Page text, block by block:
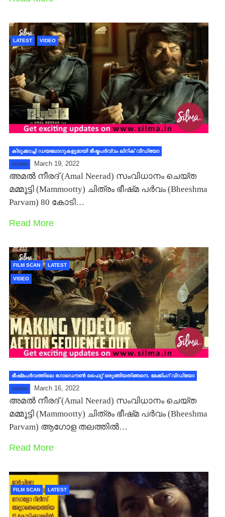
LATEST VIDEO
കിടുക്കാച്ചി ഡയലോഗുകളുമായി ഭീഷ്മപർവ്വം ലിറിക് വീഡിയോ
ADMIN March 19, 2022
അമല്‍ നീരദ് (Amal Neerad) സംവിധാനം ചെയ്ത
മമ്മൂട്ടി (Mammootty) ചിത്രം ഭീഷ്‍മ പര്‍വം (Bheeshma
Parvam) 80 കോടി…
Read More
FILM SCAN LATEST
VIDEO
ഭീഷ്‍മപര്‍വത്തിലെ ഗോഡൌണ്‍ ഫൈറ്റ് ഒരുങ്ങിയതിങ്ങനെ, മേക്കിംഗ് വിഡിയോ
ADMIN March 16, 2022
അമല്‍ നീരദ് (Amal Neerad) സംവിധാനം ചെയ്ത
മമ്മൂട്ടി (Mammootty) ചിത്രം ഭീഷ്‍മ പര്‍വം (Bheeshma
Parvam) ആഗോള തലത്തില്‍…
Read More
FILM SCAN LATEST